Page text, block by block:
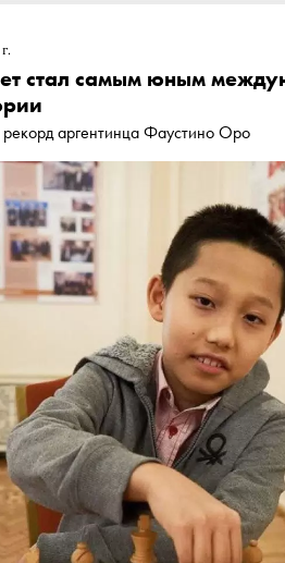
стал самым юным
аргентинца Фаустино Оро